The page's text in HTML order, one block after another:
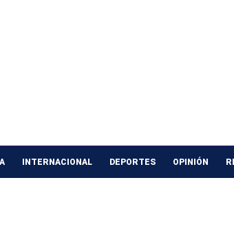
INTERNACIONAL DEPORTES OPINIÓN